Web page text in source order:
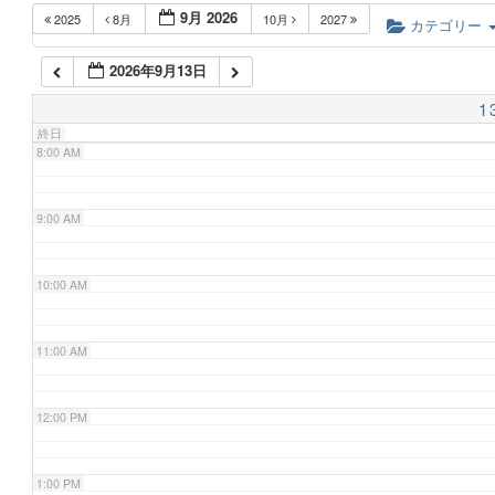
2025 8月 9月 2026 10月 2027 カテゴリー
2026年9月13日
終日
6:00 AM
7:00 AM
8:00 AM
9:00 AM
10:00 AM
11:00 AM
12:00 PM
1:00 PM